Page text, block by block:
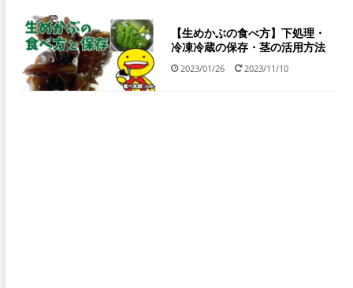
【生めかぶの食べ方】下処理・
冷凍冷蔵の保存・茎の活用方法
2023/01/26 2023/11/10